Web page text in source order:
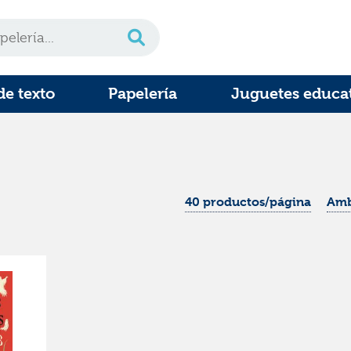
texto Papelería Juguetes
40 productos/página